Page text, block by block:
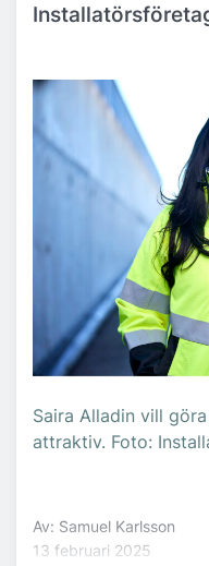
Saira Alladin vill
attraktiv. Foto:
Av: Samuel Karlsson
13 februari 2025